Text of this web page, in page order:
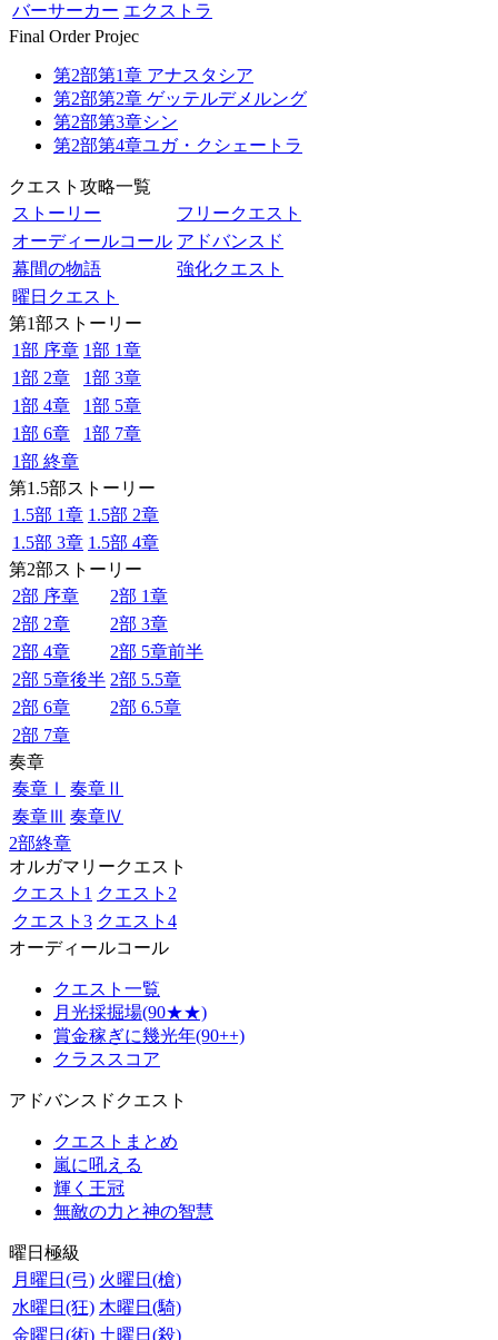
バーサーカー エクストラ
Final Order Projec
第2部第1章 アナスタシア
第2部第2章 ゲッテルデメルング
第2部第3章シン
第2部第4章ユガ・クシェートラ
クエスト攻略一覧
ストーリー
フリークエスト
オーディールコール アドバンスド
幕間の物語
強化クエスト
曜日クエスト
第1部ストーリー
1部 序章 1部 1章
1部 2章
1部 3章
1部 4章
1部 5章
1部 6章
1部 7章
1部 終章
第1.5部ストーリー
1.5部 1章 1.5部 2章
1.5部 3章 1.5部 4章
第2部ストーリー
2部 序章
2部 1章
2部 2章
2部 3章
2部 4章
2部 5章前半
2部 5章後半 2部 5.5章
2部 6章
2部 6.5章
2部 7章
奏章
奏章Ⅰ
奏章Ⅱ
奏章Ⅲ 奏章Ⅳ
2部終章
オルガマリークエスト
クエスト1 クエスト2
クエスト3 クエスト4
オーディールコール
クエスト一覧
月光採掘場(90★★)
賞金稼ぎに幾光年(90++)
クラススコア
アドバンスドクエスト
クエストまとめ
嵐に吼える
輝く王冠
無敵の力と神の智慧
曜日極級
月曜日(弓) 火曜日(槍)
水曜日(狂) 木曜日(騎)
金曜日(術) 土曜日(殺)